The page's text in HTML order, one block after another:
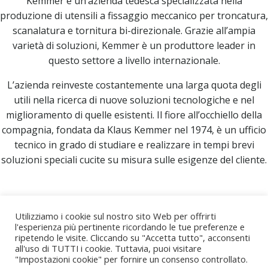
produzione di utensili a fissaggio meccanico per troncatura,
scanalatura e tornitura bi-direzionale. Grazie all’ampia
varietà di soluzioni, Kemmer è un produttore leader in
questo settore a livello internazionale.
L’azienda reinveste costantemente una larga quota degli
utili nella ricerca di nuove soluzioni tecnologiche e nel
miglioramento di quelle esistenti. Il fiore all’occhiello della
compagnia, fondata da Klaus Kemmer nel 1974, è un ufficio
tecnico in grado di studiare e realizzare in tempi brevi
soluzioni speciali cucite su misura sulle esigenze del cliente.
Utilizziamo i cookie sul nostro sito Web per offrirti
l'esperienza più pertinente ricordando le tue preferenze e
ripetendo le visite. Cliccando su "Accetta tutto", acconsenti
all'uso di TUTTI i cookie. Tuttavia, puoi visitare
"Impostazioni cookie" per fornire un consenso controllato.